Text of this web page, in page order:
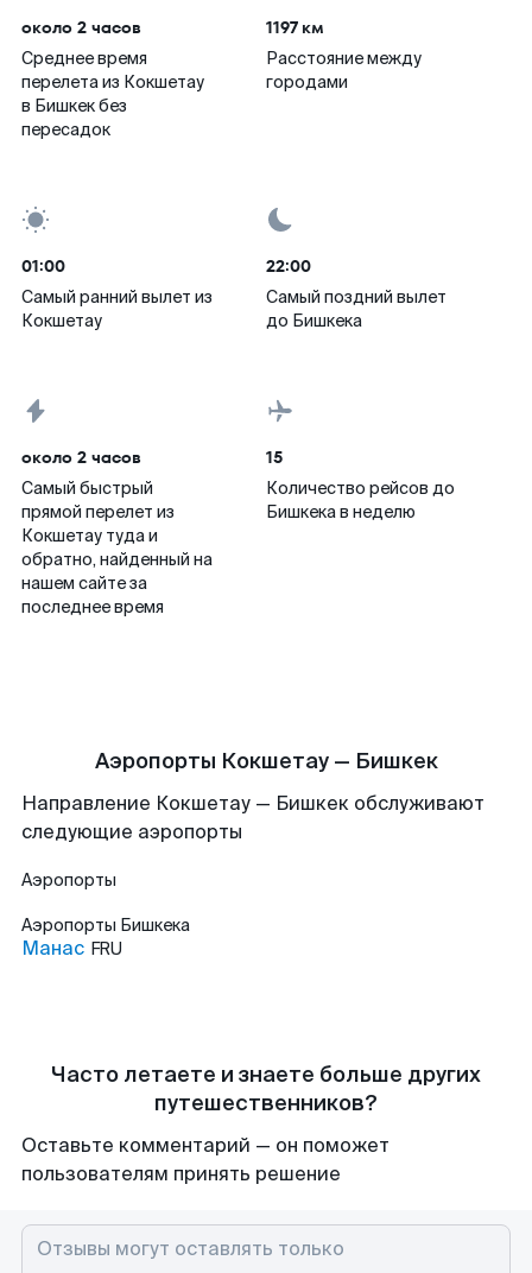
около 2 часов
Среднее время
перелета из Кокшетау
в Бишкек без
пересадок
1197 км
Расстояние между
городами
01:00
Самый ранний вылет из
Кокшетау
22:00
Самый поздний вылет
до Бишкека
около 2 часов
Самый быстрый
прямой перелет из
Кокшетау туда и
обратно, найденный на
нашем сайте за
последнее время
15
Количество рейсов до
Бишкека в неделю
Аэропорты Кокшетау — Бишкек
Направление Кокшетау — Бишкек обслуживают
следующие аэропорты
Аэропорты
Аэропорты Бишкека
Манас FRU
Часто летаете и знаете больше других
путешественников?
Оставьте комментарий — он поможет
пользователям принять решение